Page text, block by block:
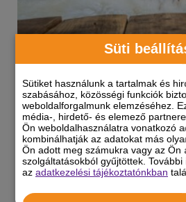
Süti
Sütiket használunk a tartalmak és
szabásához, közösségi funkciók
weboldalforgalmunk elemzéséhez.
média-, hirdető- és elemező
Ön weboldalhasználatra vonatkozó
kombinálhatják az adatokat más
Ön adott meg számukra vagy az Ön
szolgáltatásokból gyűjtöttek.
azadatkezelési tájékoztatónkban
Apró testbe zárt óriási
A csivava (chihuahua)
kutyafajta a világon, aki
időnként pimasz.
megjelenése egyedülálló